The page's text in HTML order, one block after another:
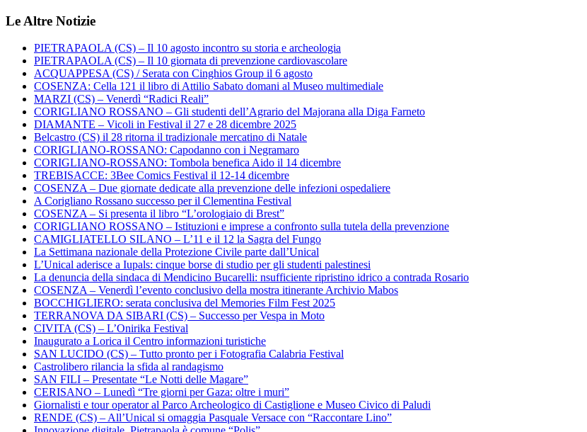
Le Altre Notizie
PIETRAPAOLA (CS) – Il 10 agosto incontro su storia e archeologia
PIETRAPAOLA (CS) – Il 10 giornata di prevenzione cardiovascolare
ACQUAPPESA (CS) / Serata con Cinghios Group il 6 agosto
COSENZA: Cella 121 il libro di Attilio Sabato domani al Museo multimediale
MARZI (CS) – Venerdì “Radici Reali”
CORIGLIANO ROSSANO – Gli studenti dell’Agrario del Majorana alla Diga Farneto
DIAMANTE – Vicoli in Festival il 27 e 28 dicembre 2025
Belcastro (CS) il 28 ritorna il tradizionale mercatino di Natale
CORIGLIANO-ROSSANO: Capodanno con i Negramaro
CORIGLIANO-ROSSANO: Tombola benefica Aido il 14 dicembre
TREBISACCE: 3Bee Comics Festival il 12-14 dicembre
COSENZA – Due giornate dedicate alla prevenzione delle infezioni ospedaliere
A Corigliano Rossano successo per il Clementina Festival
COSENZA – Si presenta il libro “L’orologiaio di Brest”
CORIGLIANO ROSSANO – Istituzioni e imprese a confronto sulla tutela della prevenzione
CAMIGLIATELLO SILANO – L’11 e il 12 la Sagra del Fungo
La Settimana nazionale della Protezione Civile parte dall’Unical
L’Unical aderisce a Iupals: cinque borse di studio per gli studenti palestinesi
La denuncia della sindaca di Mendicino Bucarelli: nsufficiente ripristino idrico a contrada Rosario
COSENZA – Venerdì l’evento conclusivo della mostra itinerante Archivio Mabos
BOCCHIGLIERO: serata conclusiva del Memories Film Fest 2025
TERRANOVA DA SIBARI (CS) – Successo per Vespa in Moto
CIVITA (CS) – L’Onirika Festival
Inaugurato a Lorica il Centro informazioni turistiche
SAN LUCIDO (CS) – Tutto pronto per i Fotografia Calabria Festival
Castrolibero rilancia la sfida al randagismo
SAN FILI – Presentate “Le Notti delle Magare”
CERISANO – Lunedì “Tre giorni per Gaza: oltre i muri”
Giornalisti e tour operator al Parco Archeologico di Castiglione e Museo Civico di Paludi
RENDE (CS) – All’Unical si omaggia Pasquale Versace con “Raccontare Lino”